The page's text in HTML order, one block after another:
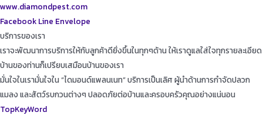
www.diamondpest.com
Facebook Line Envelope
บริการของเรา
เราจะพัฒนาการบริการให้กับลูกค้าดียิ่งขึ้นในทุกๆด้าน ให้เราดูแลใส่ใจทุกรายละเอียด
บ้านของท่านก็เปรียบเสมือนบ้านของเรา
มั่นใจในเรามั่นใจใน “ไดมอนด์แพลนเนท” บริการเป็นเลิศ ผู้นำด้านการกำจัดปลวก
แมลง และสัตว์รบกวนต่างๆ ปลอดภัยต่อบ้านและครอบครัวคุณอย่างแน่นอน
TopKeyWord